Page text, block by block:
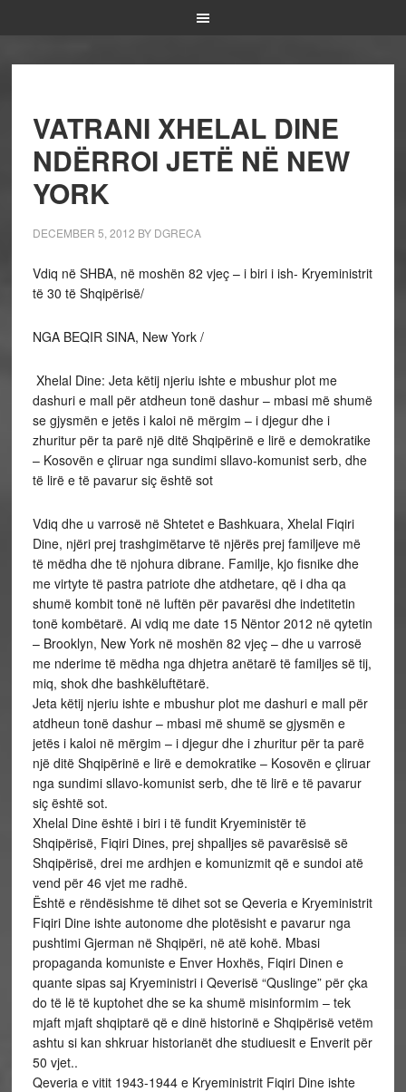
VATRANI XHELAL DINE
NDËRROI JETË NË NEW
YORK
DECEMBER 5, 2012 BY DGRECA
Vdiq në SHBA, në moshën 82 vjeç – i biri i ish- Kryeministrit
të 30 të Shqipërisë/
NGA BEQIR SINA, New York /
Xhelal Dine: Jeta këtij njeriu ishte e mbushur plot me
dashuri e mall për atdheun tonë dashur – mbasi më shumë
se gjysmën e jetës i kaloi në mërgim – i djegur dhe i
zhuritur për ta parë një ditë Shqipërinë e lirë e demokratike
– Kosovën e çliruar nga sundimi sllavo-komunist serb, dhe
të lirë e të pavarur siç është sot
Vdiq dhe u varrosë në Shtetet e Bashkuara, Xhelal Fiqiri
Dine, njëri prej trashgimëtarve të njërës prej familjeve më
të mëdha dhe të njohura dibrane. Familje, kjo fisnike dhe
me virtyte të pastra patriote dhe atdhetare, që i dha qa
shumë kombit tonë në luftën për pavarësi dhe indetitetin
tonë kombëtarë. Ai vdiq me date 15 Nëntor 2012 në qytetin
– Brooklyn, New York në moshën 82 vjeç – dhe u varrosë
me nderime të mëdha nga dhjetra anëtarë të familjes së tij,
miq, shok dhe bashkëluftëtarë.
Jeta këtij njeriu ishte e mbushur plot me dashuri e mall për
atdheun tonë dashur – mbasi më shumë se gjysmën e
jetës i kaloi në mërgim – i djegur dhe i zhuritur për ta parë
një ditë Shqipërinë e lirë e demokratike – Kosovën e çliruar
nga sundimi sllavo-komunist serb, dhe të lirë e të pavarur
siç është sot.
Xhelal Dine është i biri i të fundit Kryeministër të
Shqipërisë, Fiqiri Dines, prej shpalljes së pavarësisë së
Shqipërisë, drei me ardhjen e komunizmit që e sundoi atë
vend për 46 vjet me radhë.
Është e rëndësishme të dihet sot se Qeveria e Kryeministrit
Fiqiri Dine ishte autonome dhe plotësisht e pavarur nga
pushtimi Gjerman në Shqipëri, në atë kohë. Mbasi
propaganda komuniste e Enver Hoxhës, Fiqiri Dinen e
quante sipas saj Kryeministri i Qeverisë “Quslinge” për çka
do të lë të kuptohet dhe se ka shumë misinformim – tek
mjaft mjaft shqiptarë që e dinë historinë e Shqipërisë vetëm
ashtu si kan shkruar historianët dhe studiuesit e Enverit për
50 vjet..
Qeveria e vitit 1943-1944 e Kryeministrit Fiqiri Dine ishte